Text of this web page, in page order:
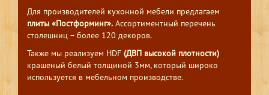
Для производителей кухонной мебели предлагаем
плиты «Постформинг». Ассортиментный перечень
столешниц – более 120 декоров.
Также мы реализуем HDF (ДВП высокой плотности)
крашеный белый толщиной 3мм, который широко
используется в мебельном производстве.